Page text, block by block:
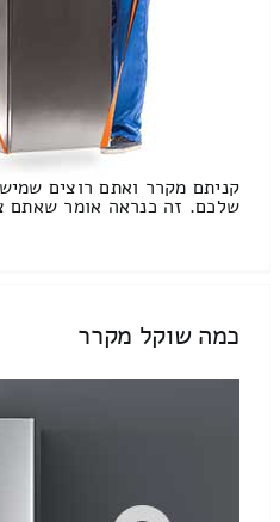
קניתם מקרר ואתם רוצים
שלכם. זה כנראה אומר שאתם
כמה שוקל מקרר